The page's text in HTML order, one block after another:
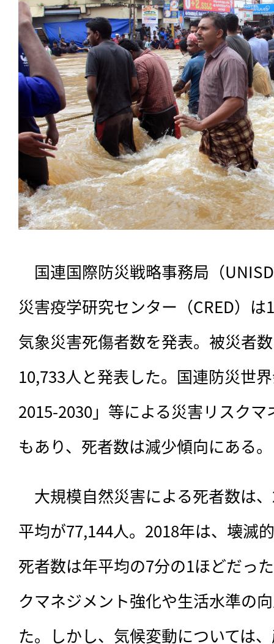
国連国際防災戦略事務局（
災害疫学研究センター（CRED）
気象災害死傷者数を発表。被災者
10,733人と発表した。国連防災世
2015-2030」等による災害リスク
もあり、死者数は減少傾向にある。
大規模自然災害による死者数は
平均が77,144人。2018年は、壊滅
死者数は年平均の7分の1ほどだっ
クマネジメント強化や生活水準の
た。しかし、気候変動については